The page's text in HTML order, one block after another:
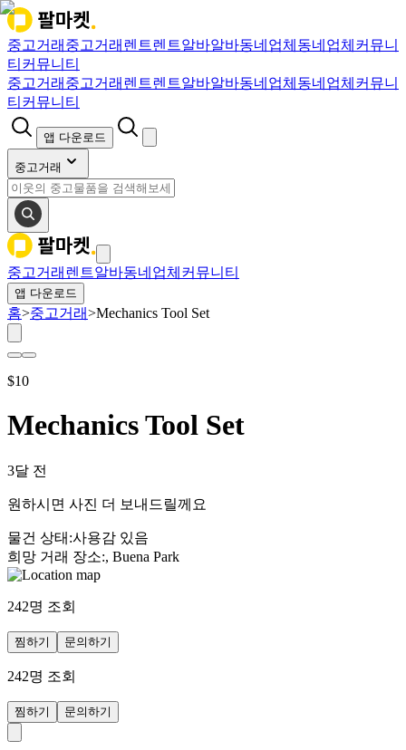
중고거래 중고거래 렌트렌트알바알바동네업체 동네업체 커뮤니
티 커뮤니티
중고거래 중고거래 렌트렌트알바알바동네업체 동네업체 커뮤니
티 커뮤니티
앱 다운로드
중고거래
중고거래 렌트알바동네업체 커뮤니티
앱 다운로드
홈>중고거래>Mechanics Tool Set
$10
Mechanics Tool Set
3달 전
원하시면 사진 더 보내드릴께요
물건 상태 :사용감 있음
희망 거래 장소:, Buena Park
242명 조회
찜하기 문의하기
242명 조회
찜하기 문의하기